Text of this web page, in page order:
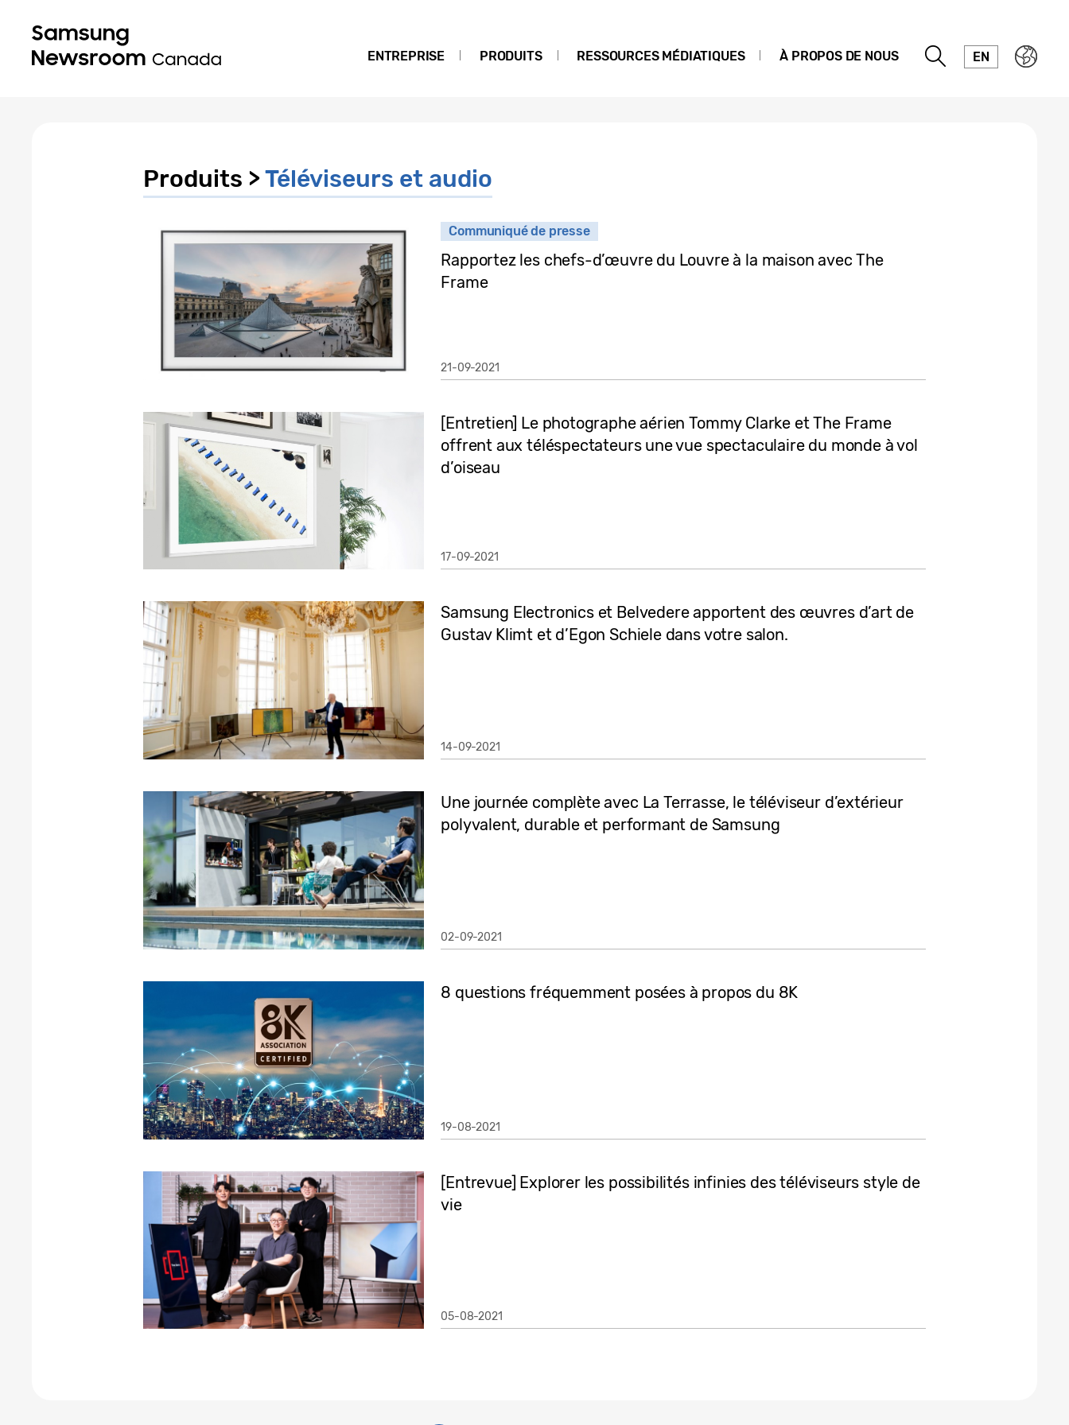
ENTREPRISE PRODUITS RESSOURCES MÉDIATIQUES À PROPOS DE NOUS EN
Produits >Téléviseurs et audio
Communiqué de presse
Rapportez les chefs-d’œuvre du Louvre à la maison avec The
Frame
21-09-2021
[Entretien] Le photographe aérien Tommy Clarke et The Frame
offrent aux téléspectateurs une vue spectaculaire du monde à vol
d’oiseau
17-09-2021
Samsung Electronics et Belvedere apportent des œuvres d’art de
Gustav Klimt et d’Egon Schiele dans votre salon.
14-09-2021
Une journée complète avec La Terrasse, le téléviseur d’extérieur
polyvalent, durable et performant de Samsung
02-09-2021
8 questions fréquemment posées à propos du 8K
19-08-2021
[Entrevue] Explorer les possibilités infinies des téléviseurs style de
vie
05-08-2021